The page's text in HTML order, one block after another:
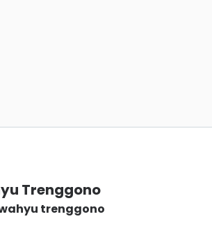
Trenggono
trenggono